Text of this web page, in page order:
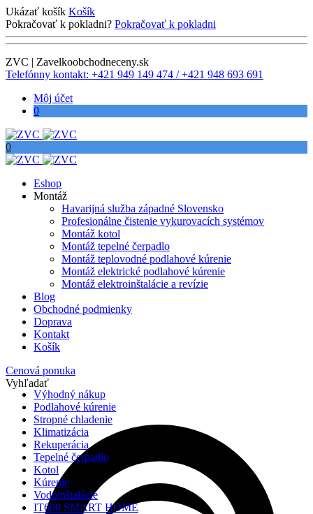
Ukázať košík Košík
Pokračovať k pokladni? Pokračovať k pokladni
ZVC | Zavelkoobchodneceny.sk
Telefónny kontakt: +421 949 149 474 / +421 948 693 691
Môj účet
0
0
Eshop
Montáž
Havarijná služba západné Slovensko
Profesionálne čistenie vykurovacích systémov
Montáž kotol
Montáž tepelné čerpadlo
Montáž teplovodné podlahové kúrenie
Montáž elektrické podlahové kúrenie
Montáž elektroinštalácie a revízie
Blog
Obchodné podmienky
Doprava
Kontakt
Košík
Cenová ponuka
Vyhľadať
Výhodný nákup
Podlahové kúrenie
Stropné chladenie
Klimatizácia
Rekuperácia
Tepelné čerpadlo
Kotol
Kúrenie
Vodoinštalácie
IT600 SMART HOME